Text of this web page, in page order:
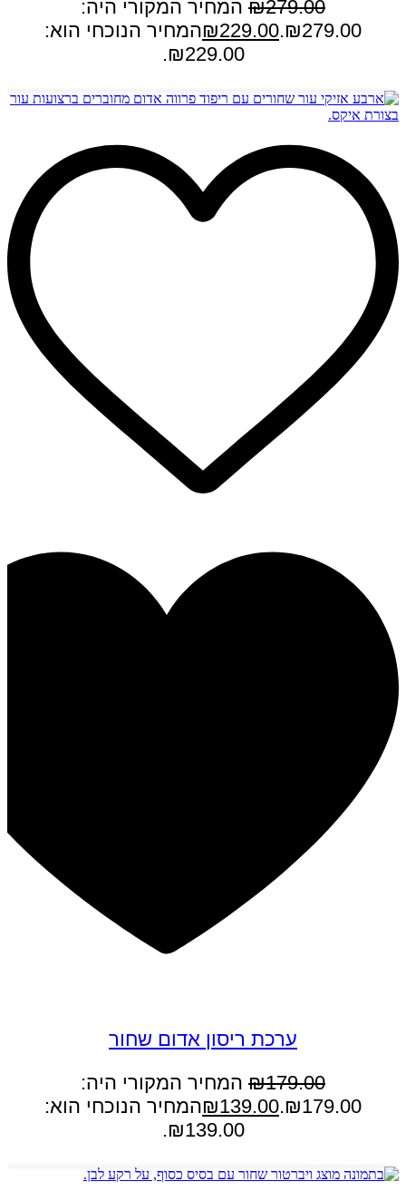
₪279.00
המחיר המקורי היה:
₪279.00.
₪229.00
המחיר הנוכחי הוא:
₪229.00.
ערכת ריסון אדום שחור
₪179.00
המחיר המקורי היה:
₪179.00.
₪139.00
המחיר הנוכחי הוא:
₪139.00.